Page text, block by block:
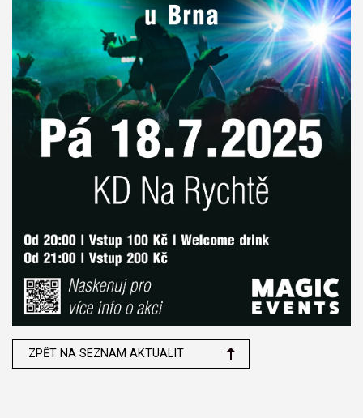
ZPĚT NA SEZNAM AKTUALIT